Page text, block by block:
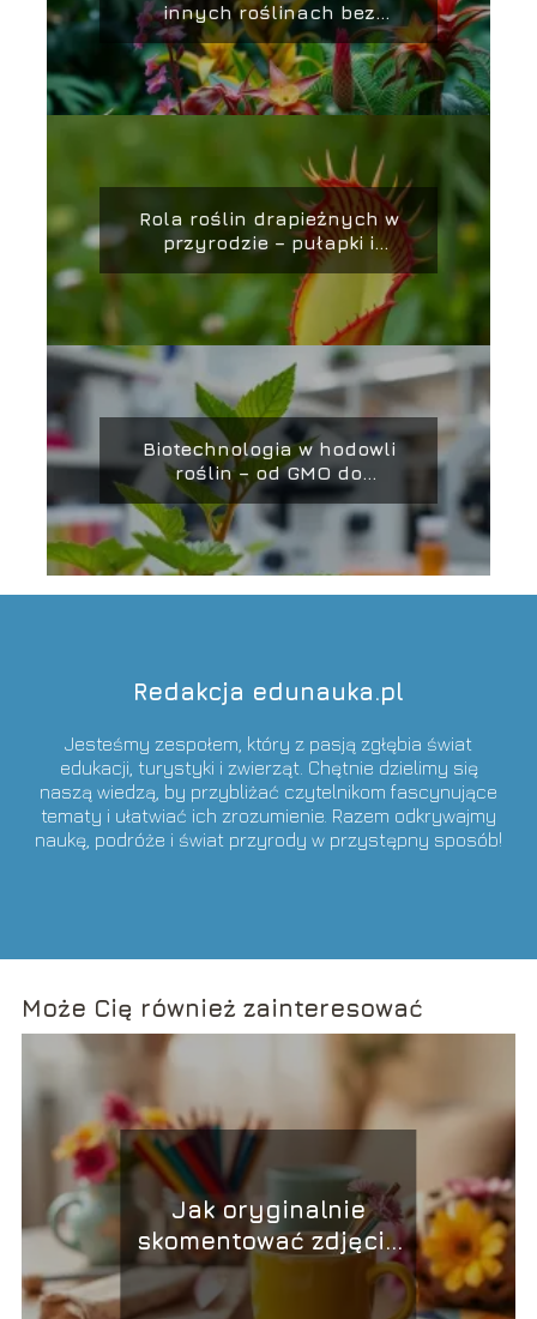
innych roślinach bez
wyrządzania im szkody
Rola roślin drapieżnych w
przyrodzie – pułapki i
strategie łowieckie
Biotechnologia w hodowli
roślin – od GMO do
CRISPR/Cas9
Redakcja edunauka.pl
Jesteśmy zespołem, który z pasją zgłębia świat
edukacji, turystyki i zwierząt. Chętnie dzielimy się
naszą wiedzą, by przybliżać czytelnikom fascynujące
tematy i ułatwiać ich zrozumienie. Razem odkrywajmy
naukę, podróże i świat przyrody w przystępny sposób!
Może Cię również zainteresować
Jak oryginalnie
skomentować zdjęcie
przyjaciółce:
sprawdzone pomysły